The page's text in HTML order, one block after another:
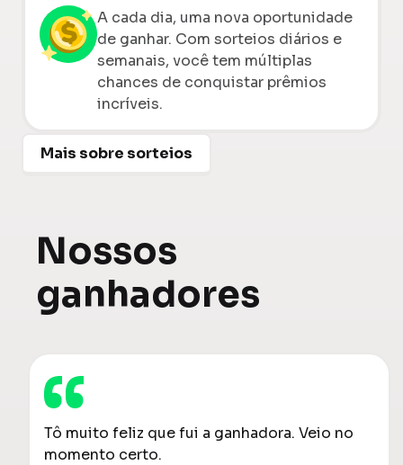
A cada dia, uma nova oportunidade
de ganhar. Com sorteios diários e
semanais, você tem múltiplas
chances de conquistar prêmios
incríveis.
Mais sobre sorteios
Nossos
ganhadores
Tô muito feliz que fui a ganhadora. Veio no
momento certo.